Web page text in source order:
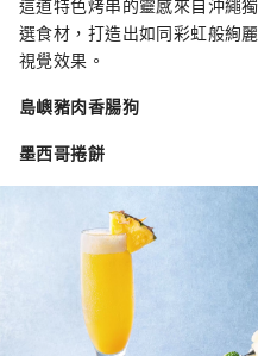
這道特色烤串的靈感來自沖繩
選食材，打造出如同彩虹般絢
視覺效果。
島嶼豬肉香腸狗
墨西哥捲餅